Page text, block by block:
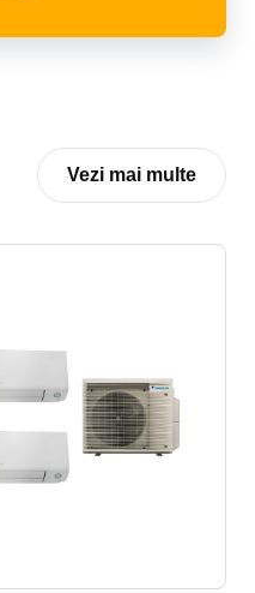
Vezi mai multe